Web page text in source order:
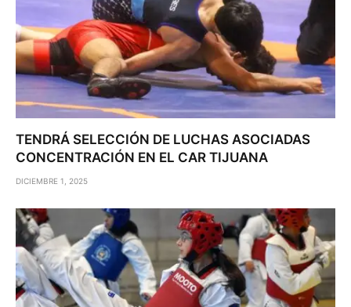
TENDRÁ SELECCIÓN DE LUCHAS ASOCIADAS
CONCENTRACIÓN EN EL CAR TIJUANA
DICIEMBRE 1, 2025